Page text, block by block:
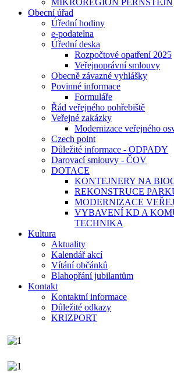
MIKROREGION PERNŠTEJN
Obecní úřad
Úřední hodiny
e-podatelna
Úřední deska
Rozpočtové opatření 2025
Veřejnoprávní smlouvy
Obecně závazné vyhlášky
Povinné informace
Formuláře
Řád veřejného pohřebiště
Veřejné zakázky
Modernizace veřejného
Czech point
Důležité informace - ODPADY
Darovací smlouvy - ČOV
DOTACE
KONTEJNERY NA
REKONSTRUCE
MODERNIZACE
VYBAVENÍ KD A
TECHNIKA
Kultura
Aktuality
Kalendář akcí
Vítání občánků
Blahopřání jubilantům
Kontakt
Kontaktní informace
Důležité odkazy
KRIZPORT